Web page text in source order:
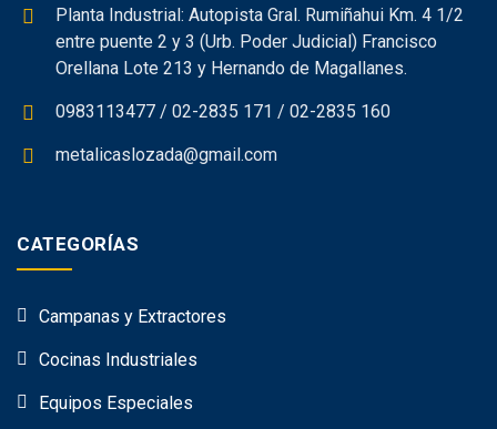
Planta Industrial: Autopista Gral. Rumiñahui Km. 4 1/2
entre puente 2 y 3 (Urb. Poder Judicial) Francisco
Orellana Lote 213 y Hernando de Magallanes.
0983113477 / 02-2835 171 / 02-2835 160
metalicaslozada@gmail.com
CATEGORÍAS
Campanas y Extractores
Cocinas Industriales
Equipos Especiales